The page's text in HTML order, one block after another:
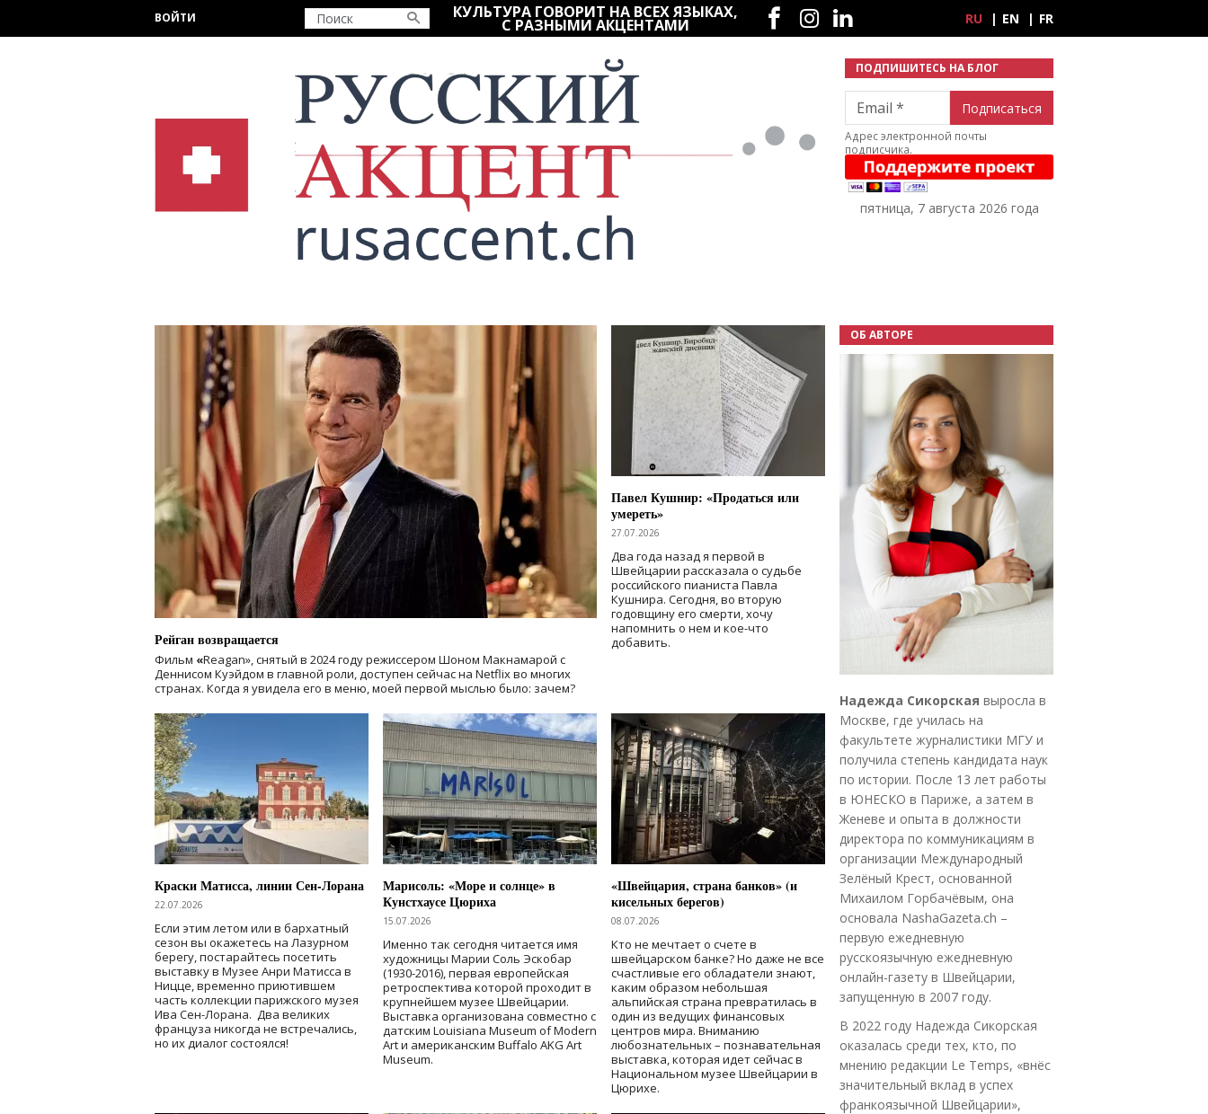
ВОЙТИ КУЛЬТУРА ГОВОРИТ НА ВСЕХ ЯЗЫКАХ,
С РАЗНЫМИ АКЦЕНТАМИ
Социальные сети
RU EN FR
ПОДПИШИТЕСЬ НА БЛОГ
Email
Адрес электронной почты
подписчика.
пятница, 7 августа 2026 года
Рейган возвращается
Фильм «Reagan», снятый в 2024 годурежиссером Шоном Макнамарой с
Деннисом Куэйдом в главной роли, доступен сейчас на Netflix во многих
странах. Когда я увидела его в меню, моей первой мыслью было: зачем?
Павел Кушнир: «Продаться или
умереть»
27.07.2026
Два года назад я первой в
Швейцарии рассказала о судьбе
российского пианиста Павла
Кушнира. Сегодня, во вторую
годовщину его смерти, хочу
напомнить о нем и кое-что
добавить.
Краски Матисса, линии Сен-Лорана
22.07.2026
Если этим летом или в бархатный
сезон вы окажетесь на Лазурном
берегу, постарайтесь посетить
выставку в Музее Анри Матисса в
Ницце, временно приютившем
часть коллекции парижского музея
Ива Сен-Лорана. Два великих
француза никогда не встречались,
но их диалог состоялся!
Марисоль: «Море и солнце» в
Кунстхаусе Цюриха
15.07.2026
Именно так сегодня читается имя
художницы Марии Соль Эскобар
(1930-2016), первая европейская
ретроспектива которой проходит в
крупнейшем музее Швейцарии.
Выставка организована совместно с
датским Louisiana Museum of Modern
Art и американским Buffalo AKG Art
Museum.
«Швейцария, страна банков» (и
кисельных берегов)
08.07.2026
Кто не мечтает о счете в
швейцарском банке? Но даже не все
счастливые его обладатели знают,
каким образом небольшая
альпийская страна превратилась в
один из ведущих финансовых
центров мира. Вниманию
любознательных – познавательная
выставка, которая идет сейчас в
Национальном музее Швейцарии в
Цюрихе.
ОБ АВТОРЕ
Надежда Сикорская выросла в
Москве, где училась на
факультете журналистики МГУ и
получила степень кандидата наук
по истории. После 13 лет работы
в ЮНЕСКО в Париже, а затем в
Женеве и опыта в должности
директора по коммуникациям в
организации Международный
Зелёный Крест, основанной
Михаилом Горбачёвым, она
основала NashaGazeta.ch –
первую ежедневную
русскоязычную ежедневную
онлайн-газету в Швейцарии,
запущенную в 2007 году.
В 2022 году Надежда Сикорская
оказалась среди тех, кто, по
мнению редакции Le Temps, «внёс
значительный вклад в успех
франкоязычной Швейцарии»,